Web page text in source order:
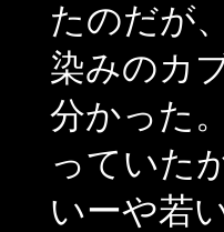
たのだが
染みのカ
分かった
っていた
いーや若